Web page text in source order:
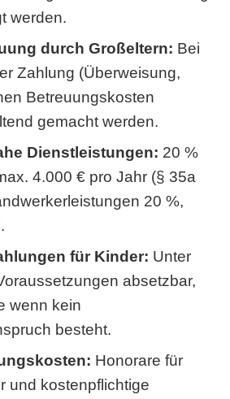
werden.
durch Großeltern: Bei
Zahlung (Überweisung,
Betreuungskosten
gemacht werden.
Dienstleistungen: 20 %
4.000 € pro Jahr (§ 35a
20 %,
für Kinder: Unter
absetzbar,
wenn kein
besteht.
Honorare für
und kostenpflichtige